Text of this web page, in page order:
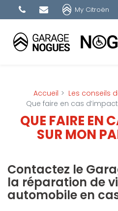
My Citroën
Accueil
Les conseils
Que faire en cas
QUE FAIRE EN
SUR MON
Contactez le
la réparation de
automobile en
Panneau de gestion des cookies